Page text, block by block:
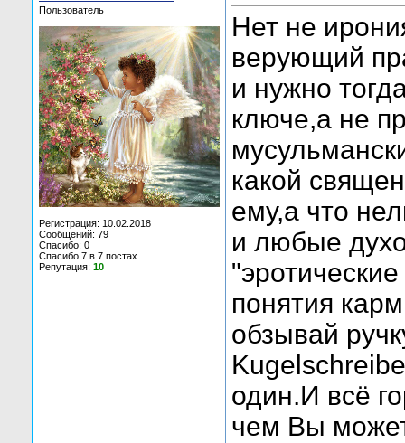
Пользователь
Регистрация: 10.02.2018
Сообщений: 79
Спасибо: 0
Спасибо 7 в 7 постах
Репутация: 10
Нет не
верующий
и нужно
ключе,а не
какой
ему,а что
и любые
понятия
обзывай
один.И всё
чем Вы